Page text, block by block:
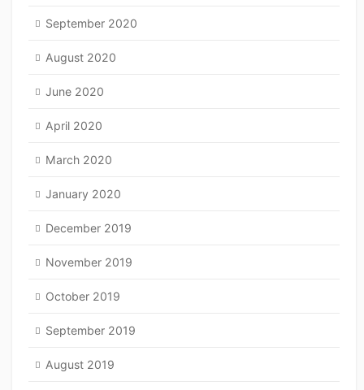
September 2020
August 2020
June 2020
April 2020
March 2020
January 2020
December 2019
November 2019
October 2019
September 2019
August 2019